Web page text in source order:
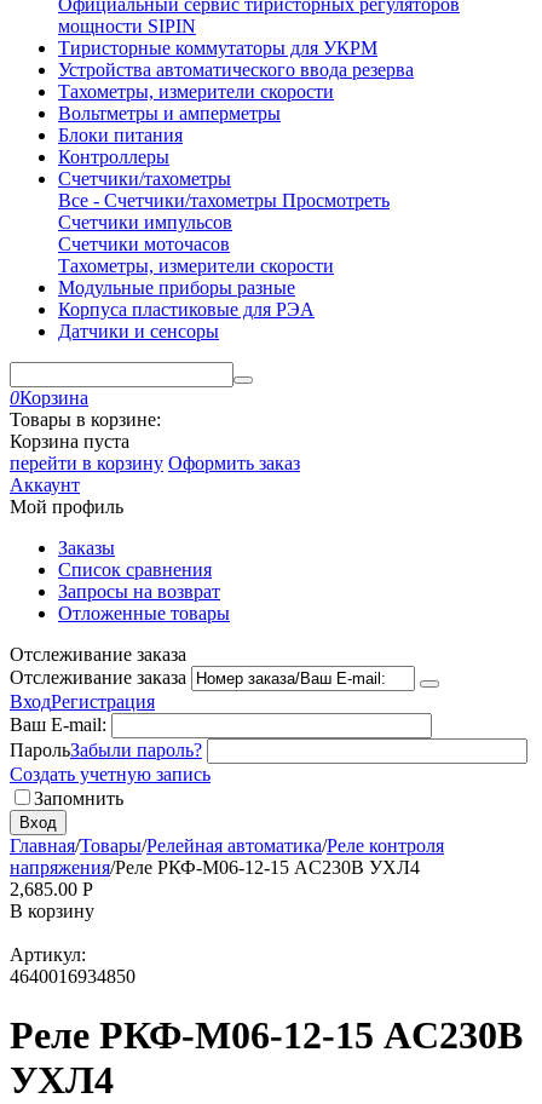
Официальный сервис тиристорных регуляторов
мощности SIPIN
Тиристорные коммутаторы для УКРМ
Устройства автоматического ввода резерва
Тахометры, измерители скорости
Вольтметры и амперметры
Блоки питания
Контроллеры
Счетчики/тахометры
Все - Счетчики/тахометры Просмотреть
Счетчики импульсов
Счетчики моточасов
Тахометры, измерители скорости
Модульные приборы разные
Корпуса пластиковые для РЭА
Датчики и сенсоры
0Корзина
Товары в корзине:
Корзина пуста
перейти в корзину Оформить заказ
Аккаунт
Мой профиль
Заказы
Список сравнения
Запросы на возврат
Отложенные товары
Отслеживание заказа
Отслеживание заказа
ВходРегистрация
Ваш E-mail:
ПарольЗабыли пароль?
Создать учетную запись
Запомнить
Вход
Главная/Товары/Релейная автоматика/Реле контроля
напряжения/Реле РКФ-М06-12-15 AC230В УХЛ4
2,685.00 Р
В корзину
Артикул:
4640016934850
Реле РКФ-М06-12-15 AC230В
УХЛ4